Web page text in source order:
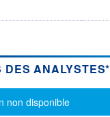
DES ANALYSTES*
non disponible